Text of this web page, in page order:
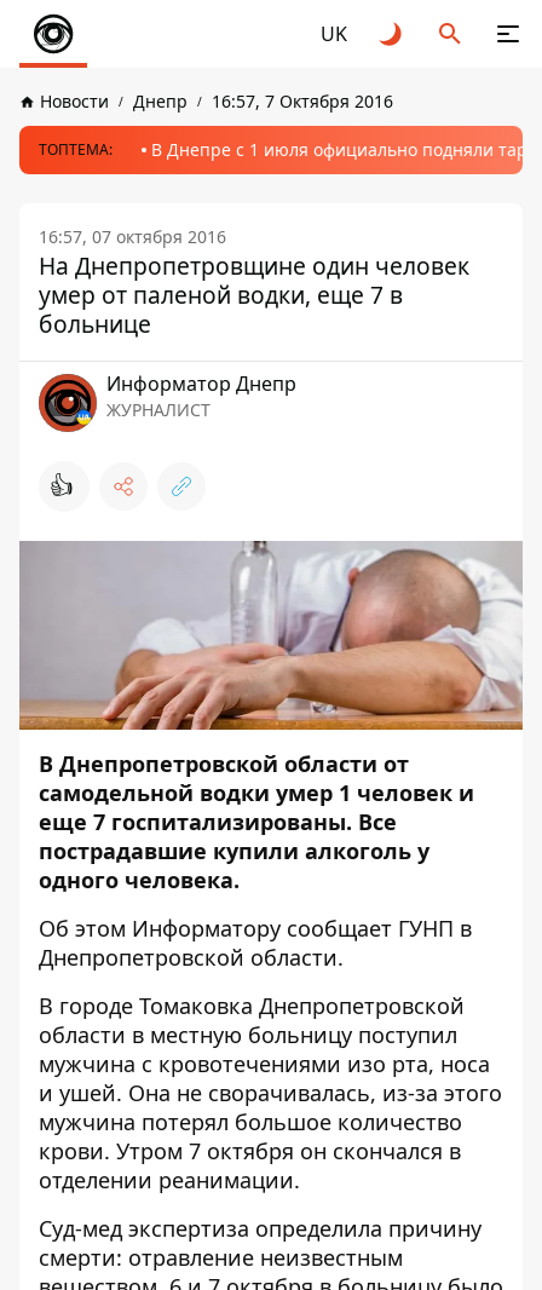
UK
Новости Днепр 16:57, 7 Октября 2016
ТОПТЕМА: В Днепре с 1 июля официально подняли
16:57, 07 октября 2016
На Днепропетровщине один человек
умер от паленой водки, еще 7 в
больнице
Информатор Днепр
ЖУРНАЛИСТ
👍
В Днепропетровской области от
самодельной водки умер 1 человек и
еще 7 госпитализированы. Все
пострадавшие купили алкоголь у
одного человека.
Об этом Информатору сообщает ГУНП в
Днепропетровской области.
В городе Томаковка Днепропетровской
области в местную больницу поступил
мужчина с кровотечениями изо рта, носа
и ушей. Она не сворачивалась, из-за этого
мужчина потерял большое количество
крови. Утром 7 октября он скончался в
отделении реанимации.
Суд-мед экспертиза определила причину
смерти: отравление неизвестным